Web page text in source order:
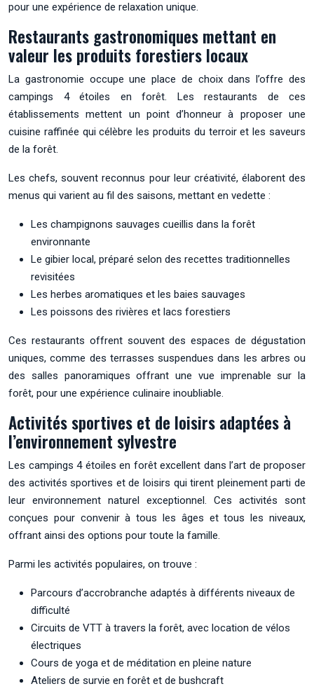
pour une expérience de relaxation unique.
Restaurants gastronomiques mettant en
valeur les produits forestiers locaux
La gastronomie occupe une place de choix dans l’offre des
campings 4 étoiles en forêt. Les restaurants de ces
établissements mettent un point d’honneur à proposer une
cuisine raffinée qui célèbre les produits du terroir et les saveurs
de la forêt.
Les chefs, souvent reconnus pour leur créativité, élaborent des
menus qui varient au fil des saisons, mettant en vedette :
Les champignons sauvages cueillis dans la forêt
environnante
Le gibier local, préparé selon des recettes traditionnelles
revisitées
Les herbes aromatiques et les baies sauvages
Les poissons des rivières et lacs forestiers
Ces restaurants offrent souvent des espaces de dégustation
uniques, comme des terrasses suspendues dans les arbres ou
des salles panoramiques offrant une vue imprenable sur la
forêt, pour une expérience culinaire inoubliable.
Activités sportives et de loisirs adaptées à
l’environnement sylvestre
Les campings 4 étoiles en forêt excellent dans l’art de proposer
des activités sportives et de loisirs qui tirent pleinement parti de
leur environnement naturel exceptionnel. Ces activités sont
conçues pour convenir à tous les âges et tous les niveaux,
offrant ainsi des options pour toute la famille.
Parmi les activités populaires, on trouve :
Parcours d’accrobranche adaptés à différents niveaux de
difficulté
Circuits de VTT à travers la forêt, avec location de vélos
électriques
Cours de yoga et de méditation en pleine nature
Ateliers de survie en forêt et de bushcraft